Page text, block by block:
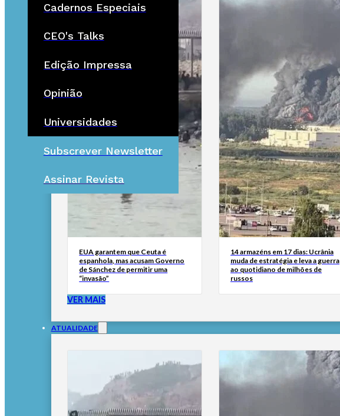
Cadernos Especiais
CEO's Talks
Edição Impressa
Opinião
Universidades
Subscrever Newsletter
Assinar Revista
EUA garantem que Ceuta é
espanhola, mas acusam Governo
de Sánchez de permitir uma
“invasão”
14 armazéns em 17 dias: Ucrânia
muda de estratégia e leva a guerra
ao quotidiano de milhões de
russos
VER MAIS
ATUALIDADE